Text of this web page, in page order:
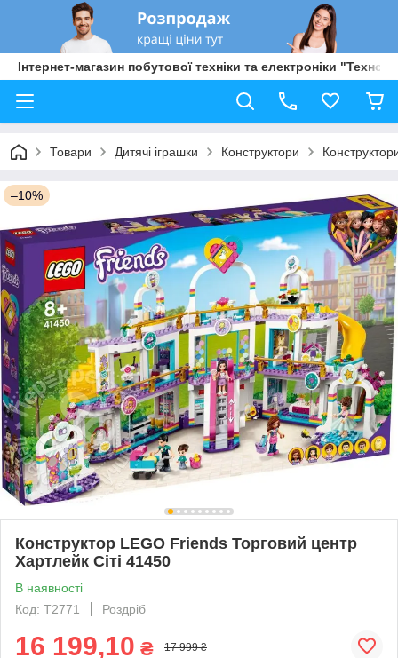
Інтернет-магазин побутової техніки та електроніки "Техно
Товари Дитячі іграшки Конструктори
–10%
Конструктор LEGO Friends Торговий центр
Хартлейк Сіті 41450
В наявності
Код: T2771
Роздріб
16 199,10 ₴ 17 999 ₴